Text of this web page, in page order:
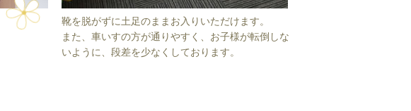
靴を脱がずに土足のままお入りいただけます。
また、車いすの方が通りやすく、お子様が転倒しな
いように、段差を少なくしております。